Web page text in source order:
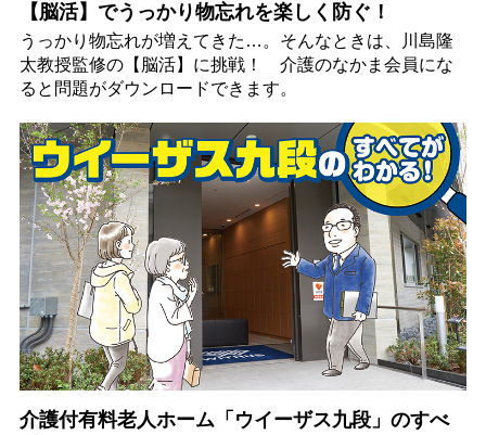
【脳活】でうっかり物忘れを楽しく防ぐ！
うっかり物忘れが増えてきた…。そんなときは、川島隆
太教授監修の【脳活】に挑戦！ 介護のなかま会員にな
ると問題がダウンロードできます。
介護付有料老人ホーム「ウイーザス九段」のすべ